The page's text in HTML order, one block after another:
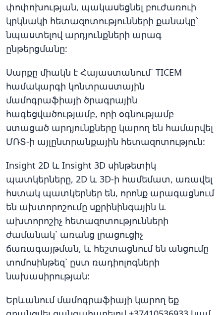
փոփոխության, պակասեցնել բուժառուի
կրկնակի հետազոտությունների քանակը`
նպաստելով արդյունքների արագ
ընթերցմանը:
Սարքը միակն է Հայաստանում` TICEM
համակարգի կոնտրաստային
մամոգրաֆիայի ծրագրային
հագեցվածությամբ, որի օգնությամբ
ստացած արդյունքները կարող են համարվել
ՄՌՏ-ի այլընտրանքային հետազոտություն:
Insight 2D և Insight 3D սինթետիկ
պատկերները, 2D և 3D-ի համեմատ, առավել
հստակ պատկերներ են, որոնք արագացնում
են ախտորոշումը սքրինինգային և
ախտորոշիչ հետազոտությունների
ժամանակ` առանց լրացուցիչ
ճառագայթման, և հեշտացնում են անցումը
տոմոսինթեզ` ըստ ռադիոլոգների
նախասիրության:
Երևանում մամոգրաֆիայի կարող եք